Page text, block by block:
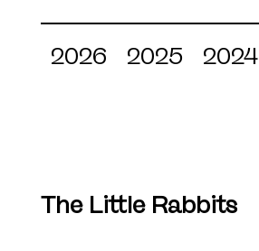
2026 2025 2024
The Little Rabbits